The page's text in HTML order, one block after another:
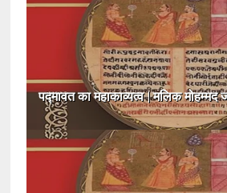
पद्मावत का महाकाव्यत्व | मलिक मोहम्मद